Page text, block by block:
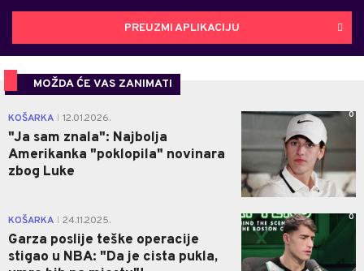
PREUZMI APLIKACIJU
MOŽDA ĆE VAS ZANIMATI
KOŠARKA 12.01.2026.
"Ja sam znala": Najbolja
Amerikanka "poklopila" novinara
zbog Luke
0
KOŠARKA 24.11.2025.
Garza poslije teške operacije
stigao u NBA: "Da je cista pukla,
0